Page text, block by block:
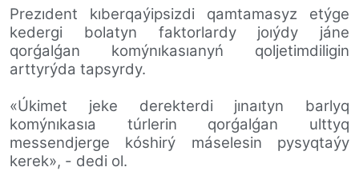
Prezıdent kıberqaýipsizdi qamtamasyz etýge
kedergi bolatyn faktorlardy joıýdy jáne
qorǵalǵan komýnıkasıanyń qoljetimdiligin
arttyrýda tapsyrdy.
«Úkimet jeke derekterdi jınaıtyn barlyq
komýnıkasıa túrlerin qorǵalǵan ulttyq
messendjerge kóshirý máselesin pysyqtaýy
kerek», - dedi ol.